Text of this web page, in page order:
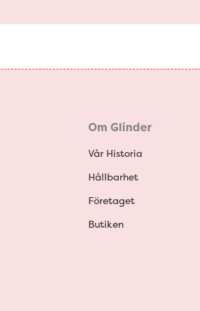
Om Glinder
Vår Historia
Hållbarhet
Företaget
Butiken